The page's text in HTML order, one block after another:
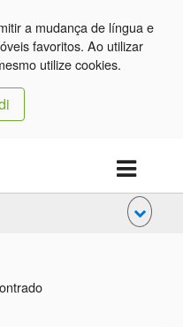
a mudança de língua e
favoritos. Ao utilizar
utilize cookies.